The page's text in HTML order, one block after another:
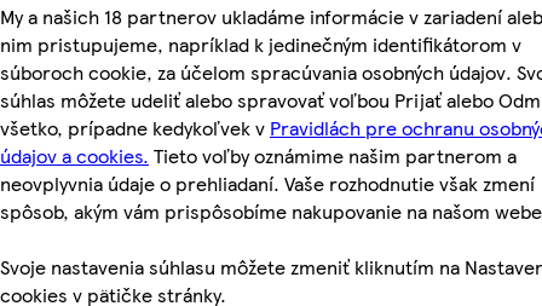
My a našich 18 partnerov ukladáme informácie v zariadení
nim pristupujeme, napríklad k jedinečným identifikátorom v
súboroch cookie, za účelom spracúvania osobných údajov.
súhlas môžete udeliť alebo spravovať voľbou Prijať alebo
všetko, prípadne kedykoľvek v Pravidlách pre ochranu
údajov a cookies. Tieto voľby oznámime našim partnerom a
neovplyvnia údaje o prehliadaní. Vaše rozhodnutie však zmení
spôsob, akým vám prispôsobíme nakupovanie na našom
Svoje nastavenia súhlasu môžete zmeniť kliknutím na
cookies v pätičke stránky.